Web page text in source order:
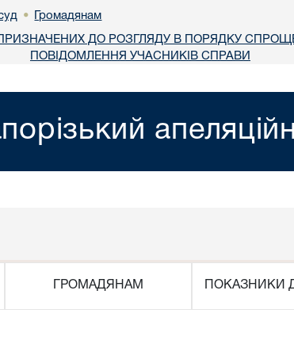
• Громадянам
ДО РОЗГЛЯДУ В ПОРЯДКУ
ПОВІДОМЛЕННЯ УЧАСНИКІВ СПРАВИ
ГРОМАДЯНАМ ПОКАЗНИКИ